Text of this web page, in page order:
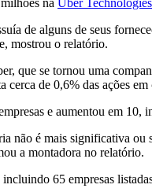
de alguns de seus
mostrou o relatório.
que se tornou uma
de 0,6% das ações
e aumentou em 10,
não é mais significativa
a montadora no relatório.
65 empresas